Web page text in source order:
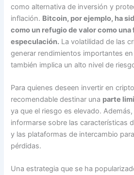
como alternativa de inversión y
inflación. Bitcoin, por ejemplo, ha
como un refugio de valor como una
especulación. La volatilidad de las
generar rendimientos importantes
también implica un alto nivel de
Para quienes deseen invertir en
recomendable destinar una parte
ya que el riesgo es elevado.
informarse sobre las características
y las plataformas de intercambio
pérdidas.
Una estrategia que se ha